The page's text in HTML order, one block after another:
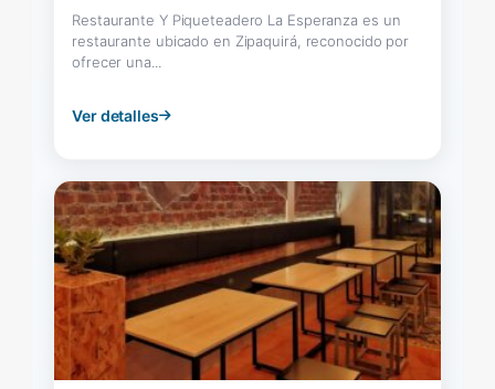
Restaurante Y Piqueteadero La Esperanza es un
restaurante ubicado en Zipaquirá, reconocido por
ofrecer una...
Ver detalles